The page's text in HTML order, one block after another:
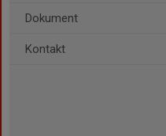
Dokument
Kontakt